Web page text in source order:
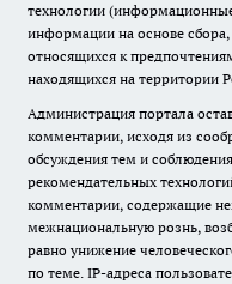
технологии
информации на основе
относящихся к
находящихся на территории
Администрация портала
комментарии, исходя из
обсуждения тем и
рекомендательных
комментарии, содержащие
межнациональную рознь,
равно унижение
по теме. IP-адреса